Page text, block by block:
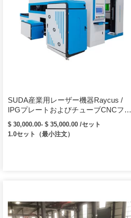
SUDA産業用レーザー機器Raycus /
IPGプレートおよびチューブCNCファ
イバーレーザー切断機（回転装置付
き）
$ 30,000.00- $ 35,000.00 /セット
1.0セット（最小注文）